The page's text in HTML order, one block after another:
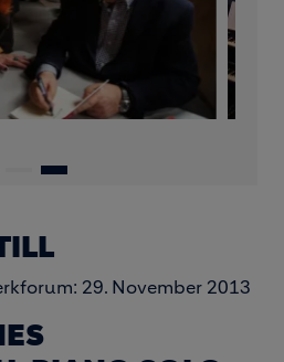
29. November 2013